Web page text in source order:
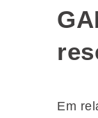
Em